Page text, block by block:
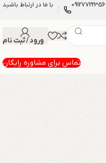
09127722356 با ما در ارتباط باشید
ورود / ثبت نام
تماس برای مشاوره رایگان